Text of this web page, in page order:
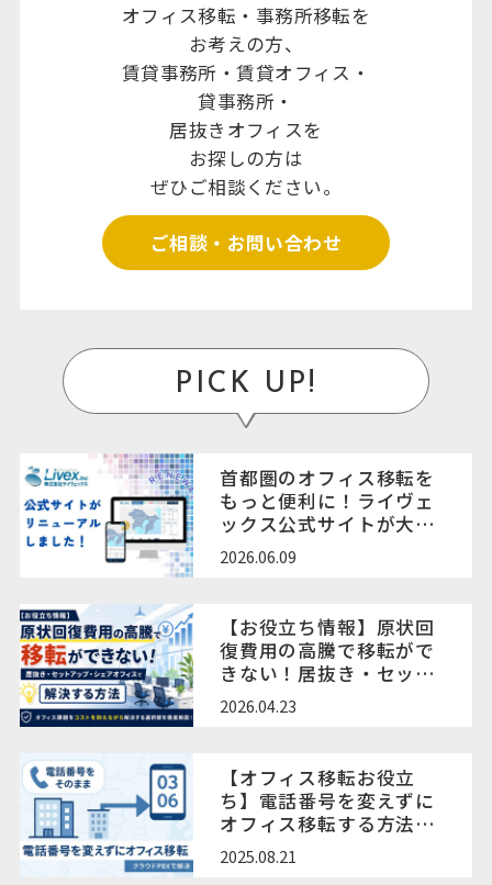
オフィス移転・事務所移転を
お考えの方、
賃貸事務所・賃貸オフィス・
貸事務所・
居抜きオフィスを
お探しの方は
ぜひご相談ください。
ご相談・お問い合わせ
PICK UP!
首都圏のオフィス移転を
もっと便利に！ライヴェ
ックス公式サイトが大規
模リニューアル
2026.06.09
【お役立ち情報】原状回
復費用の高騰で移転がで
きない！居抜き・セット
アップ・オフィス時間貸
しサービスで解決する方
2026.04.23
【オフィス移転お役立
ち】電話番号を変えずに
オフィス移転する方法｜
エリア制限とクラウド
PBXの活用
2025.08.21